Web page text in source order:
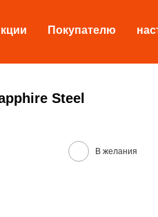
Покупателю
Steel
В желания